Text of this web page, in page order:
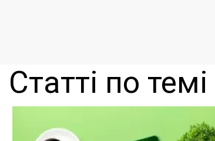
Статті по темі